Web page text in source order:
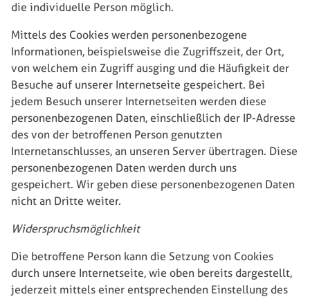
die individuelle Person möglich.
Mittels des Cookies werden personenbezogene
Informationen, beispielsweise die Zugriffszeit, der Ort,
von welchem ein Zugriff ausging und die Häufigkeit der
Besuche auf unserer Internetseite gespeichert. Bei
jedem Besuch unserer Internetseiten werden diese
personenbezogenen Daten, einschließlich der IP-Adresse
des von der betroffenen Person genutzten
Internetanschlusses, an unseren Server übertragen. Diese
personenbezogenen Daten werden durch uns
gespeichert. Wir geben diese personenbezogenen Daten
nicht an Dritte weiter.
Widerspruchsmöglichkeit
Die betroffene Person kann die Setzung von Cookies
durch unsere Internetseite, wie oben bereits dargestellt,
jederzeit mittels einer entsprechenden Einstellung des